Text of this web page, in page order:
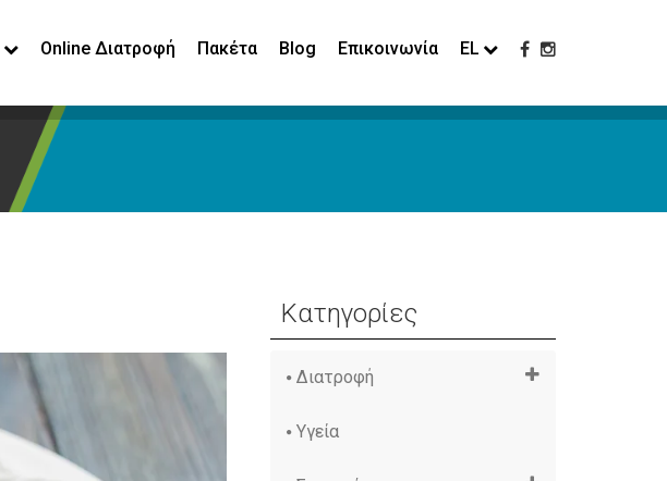
Online Διατροφή Πακέτα Blog Επικοινωνία EL
Κατηγορίες
Διατροφή
Υγεία